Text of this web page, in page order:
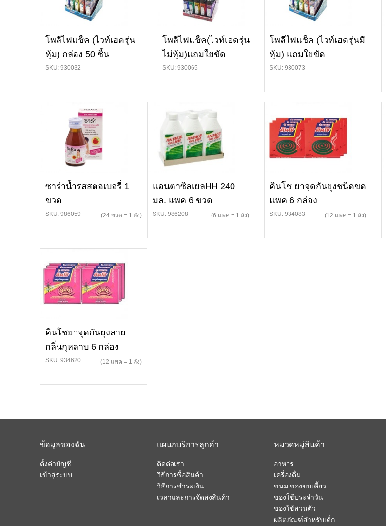
โพลีไฟแช็ค (ไวท์เฮดรุ่น
หุ้ม) กล่อง 50 ชิ้น
SKU: 930032
โพลีไฟแช็ค(ไวท์เฮดรุ่น
ไม่หุ้ม)แถมใยขัด
SKU: 930065
โพลีไฟแช็ค (ไวท์เฮดรุ่นมี
หุ้ม) แถมใยขัด
SKU: 930073
ซาร่าน้ำรสสตอเบอรี่ 1
ขวด
SKU: 986059 (24 ขวด = 1 ลัง)
แอนตาซิลเยลHH 240
มล. แพค 6 ขวด
SKU: 986208 (6 แพค = 1 ลัง)
คินโช ยาจุดกันยุงชนิดขด
แพค 6 กล่อง
SKU: 934083 (12 แพค = 1 ลัง)
คินโชยาจุดกันยุงลาย
กลิ่นกุหลาบ 6 กล่อง
SKU: 934620 (12 แพค = 1 ลัง)
ข้อมูลของฉัน
ตั้งค่าบัญชี
เข้าสู่ระบบ
แผนกบริการลูกค้า
ติดต่อเรา
วิธีการซื้อสินค้า
วิธีการชำระเงิน
เวลาและการจัดส่งสินค้า
หมวดหมู่สินค้า
อาหาร
เครื่องดื่ม
ขนม ของขบเคี้ยว
ของใช้ประจำวัน
ของใช้ส่วนต้ว
ผลิตภัณฑ์สำหรับเด็ก